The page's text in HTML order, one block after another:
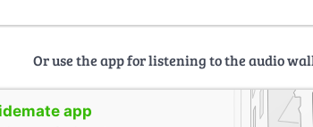
Or use the app for listening to the audio
app